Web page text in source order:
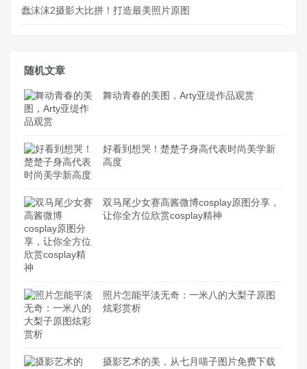
蠢沫沫2摄影大比拼！打造最美照片原图
随机文章
舞动青春的美图，Arty亚缇作品观赏
好看到想哭！楚楚子身高代表时尚美学新
高度
双马尾少女赛高酱微博cosplay原图分享，
让你全方位欣赏cosplay精神
照片怎能平淡无奇：一米八的大梨子原图
炫彩赏析
摄影艺术的美，从七月喵子图片免费下载